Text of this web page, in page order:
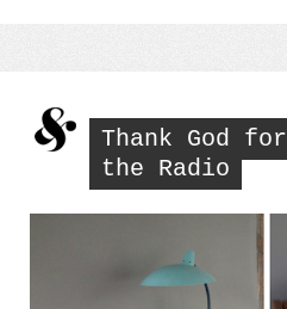
Thank God for
the Radio